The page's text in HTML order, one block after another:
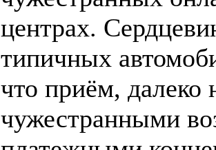
центрах.
типичных
что приём, далеко
чужестранными